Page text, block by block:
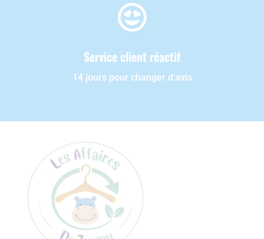

Service client réactif
14 jours pour changer d'avis